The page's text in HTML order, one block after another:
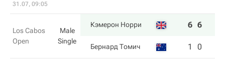
31.07, 09:05
Los Cabos
Open
Male
Single
Кэмерон Норри 6 6
Бернард Томич 1 0